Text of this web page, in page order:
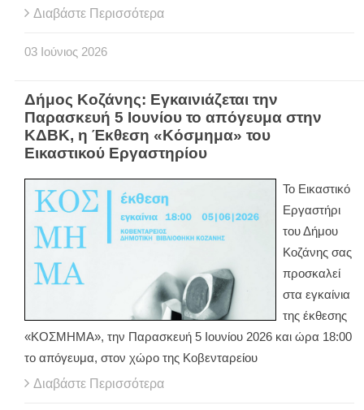
Διαβάστε Περισσότερα
03 Ιούνιος 2026
Δήμος Κοζάνης: Εγκαινιάζεται την
Παρασκευή 5 Ιουνίου το απόγευμα στην
ΚΔΒΚ, η Έκθεση «Κόσμημα» του
Εικαστικού Εργαστηρίου
Το Εικαστικό
Εργαστήρι
του Δήμου
Κοζάνης σας
προσκαλεί
στα εγκαίνια
της έκθεσης
«ΚΟΣΜΗΜΑ», την Παρασκευή 5 Ιουνίου 2026 και ώρα 18:00
το απόγευμα, στον χώρο της Κοβενταρείου
Διαβάστε Περισσότερα